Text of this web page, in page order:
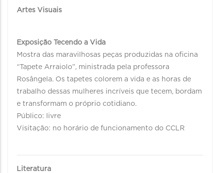
Artes Visuais
Exposição Tecendo a Vida
Mostra das maravilhosas peças produzidas na oficina
“Tapete Arraiolo”, ministrada pela professora
Rosângela. Os tapetes colorem a vida e as horas de
trabalho dessas mulheres incríveis que tecem, bordam
e transformam o próprio cotidiano.
Público: livre
Visitação: no horário de funcionamento do CCLR
Literatura